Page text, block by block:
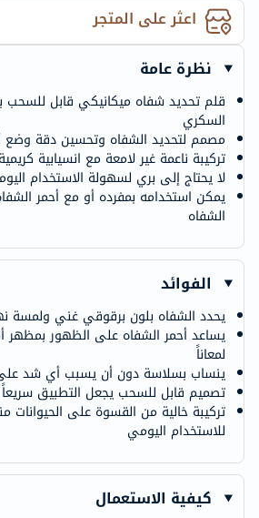
اعثر على المتجر
نظرة عامة
قلم تحديد شفاه ميكانيكي قابل للسحب
السكري
مصمم لتحديد الشفاه وتحسين دقة وضع
تركيبة ناعمة غير لامعة مع انسيابية
لا يحتاج إلى بري لسهولة الاستخدام
يمكن استخدامه بمفرده أو مع أحمر
الشفاه
الفوائد
يحدد الشفاه بلون برقوقي غني ولمسة
يساعد أحمر الشفاه على الظهور بمظهر
لمعاناً
ينساب بسلاسة دون أن يسبب أي شد
تصميم قابل للسحب يجعل التطبيق سريعاً
تركيبة خالية من القسوة على الحيوانات
للاستخدام اليومي
كيفية الاستعمال